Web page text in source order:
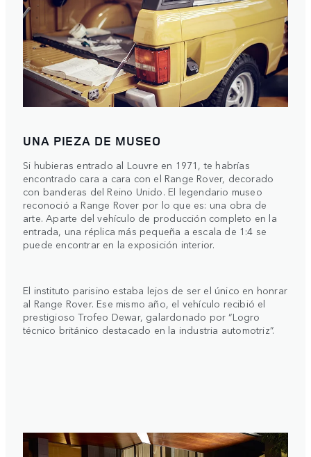
UNA PIEZA DE MUSEO
Si hubieras entrado al Louvre en 1971, te habrías
encontrado cara a cara con el Range Rover, decorado
con banderas del Reino Unido. El legendario museo
reconoció a Range Rover por lo que es: una obra de
arte. Aparte del vehículo de producción completo en la
entrada, una réplica más pequeña a escala de 1:4 se
puede encontrar en la exposición interior.
El instituto parisino estaba lejos de ser el único en honrar
al Range Rover. Ese mismo año, el vehículo recibió el
prestigioso Trofeo Dewar, galardonado por “Logro
técnico británico destacado en la industria automotriz”.